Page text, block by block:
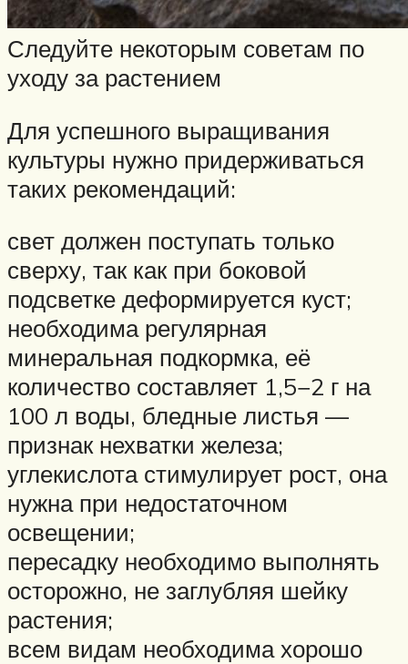
Следуйте некоторым советам по
уходу за растением
Для успешного выращивания
культуры нужно придерживаться
таких рекомендаций:
свет должен поступать только
сверху, так как при боковой
подсветке деформируется куст;
необходима регулярная
минеральная подкормка, её
количество составляет 1,5−2 г на
100 л воды, бледные листья —
признак нехватки железа;
углекислота стимулирует рост, она
нужна при недостаточном
освещении;
пересадку необходимо выполнять
осторожно, не заглубляя шейку
растения;
всем видам необходима хорошо